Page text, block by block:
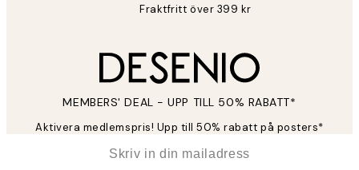
Fraktfritt över 399 kr
MEMBERS' DEAL - UPP TILL 50% RABATT*
Aktivera medlemspris! Upp till 50% rabatt på posters*